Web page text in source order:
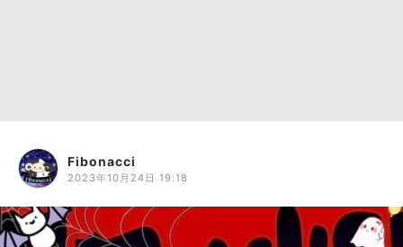
Fibonacci
2023年10月24日 19:18